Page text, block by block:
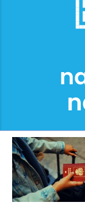
Berriozar se
temporal